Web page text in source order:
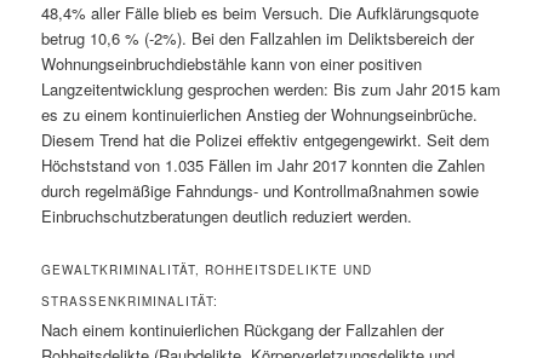
48,4% aller Fälle blieb es beim Versuch. Die Aufklärungsquote
betrug 10,6 % (-2%). Bei den Fallzahlen im Deliktsbereich der
Wohnungseinbruchdiebstähle kann von einer positiven
Langzeitentwicklung gesprochen werden: Bis zum Jahr 2015 kam
es zu einem kontinuierlichen Anstieg der Wohnungseinbrüche.
Diesem Trend hat die Polizei effektiv entgegengewirkt. Seit dem
Höchststand von 1.035 Fällen im Jahr 2017 konnten die Zahlen
durch regelmäßige Fahndungs- und Kontrollmaßnahmen sowie
Einbruchschutzberatungen deutlich reduziert werden.
GEWALTKRIMINALITÄT, ROHHEITSDELIKTE UND
STRASSENKRIMINALITÄT:
Nach einem kontinuierlichen Rückgang der Fallzahlen der